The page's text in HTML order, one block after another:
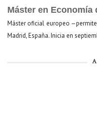
Máster en Economía
Máster oficial europeo
Madrid, España. Inicia en